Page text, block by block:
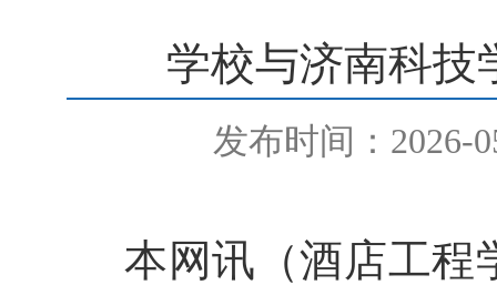
学校与济南科技
发布时间：2026-
本网讯 （酒店工